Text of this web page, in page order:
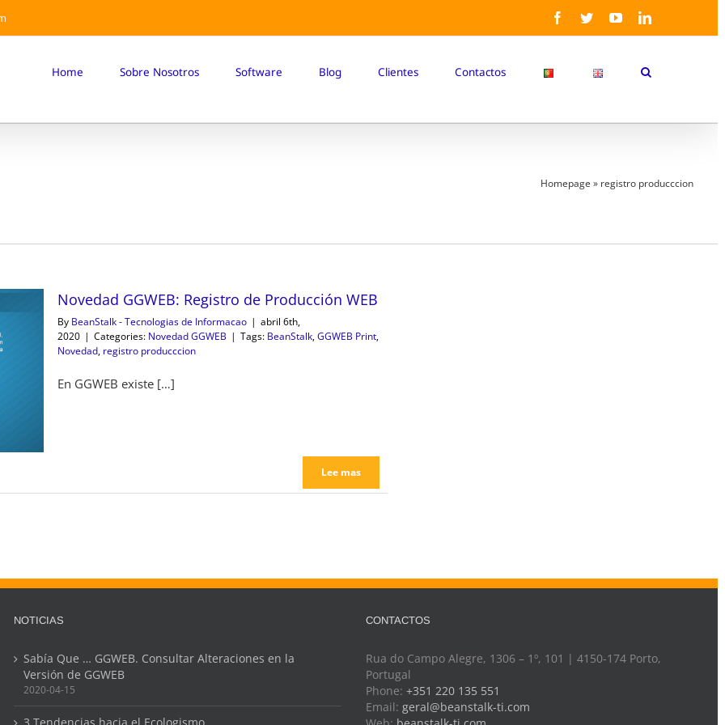
Facebook
TwitterYouTubeLinkedIn
Home Sobre Nosotros Software Blog Clientes Contactos
Homepage » registro producccion
Novedad GGWEB: Registro de Producción WEB
By BeanStalk - Tecnologias de Informacao | abril 6th,
2020 | Categories: Novedad GGWEB | Tags: BeanStalk,GGWEB Print,
Novedad, registro producccion
En GGWEB existe […]
Lee mas
NOTICIAS
Sabía Que … GGWEB. Consultar Alteraciones en la
Versión de GGWEB
2020-04-15
CONTACTOS
Rua do Campo Alegre, 1306 – 1º, 101 | 4150-174 Porto,
Portugal
Phone: +351 220 135 551
Email: geral@beanstalk-ti.com